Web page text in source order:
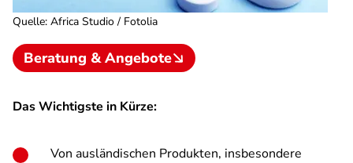
Quelle: Africa Studio / Fotolia
Beratung & Angebote
Das Wichtigste in Kürze:
Von ausländischen Produkten, insbesondere